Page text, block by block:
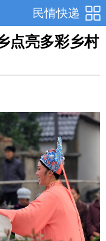
民情快递
点亮多彩乡村